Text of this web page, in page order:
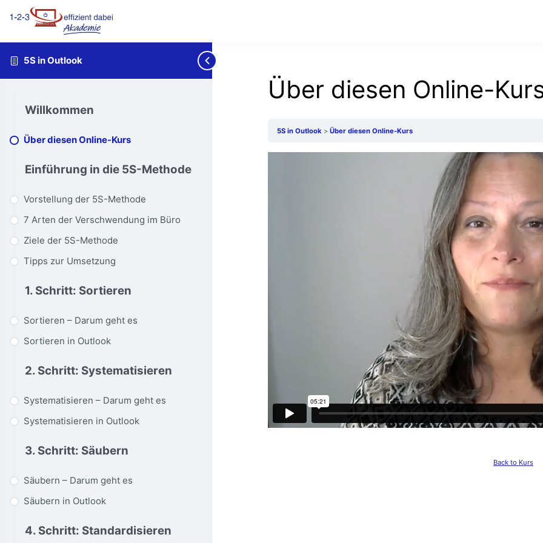
5S in Outlook
Willkommen
Über diesen Online-Kurs
Einführung in die 5S-Methode
Vorstellung der 5S-Methode
7 Arten der Verschwendung im Büro
Ziele der 5S-Methode
Tipps zur Umsetzung
1. Schritt: Sortieren
Sortieren – Darum geht es
Sortieren in Outlook
2. Schritt: Systematisieren
Systematisieren – Darum geht es
Systematisieren in Outlook
3. Schritt: Säubern
Säubern – Darum geht es
Säubern in Outlook
4. Schritt: Standardisieren
Über diesen Online-
5S in Outlook Über diesen Online-Kurs
Back to Kurs